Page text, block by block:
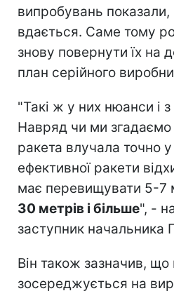
випробувань
вдається. Саме тому
знову повернути їх на
план серійного
"Такі ж у них нюанси і
Навряд чи ми
ракета влучала точно
ефективної ракети
має перевищувати 5-7
30 метрів і більше", -
заступник начальника
Він також зазначив, що
зосереджується на